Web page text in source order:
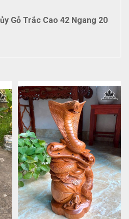
Gỗ Trắc Cao 42 Ngang 20